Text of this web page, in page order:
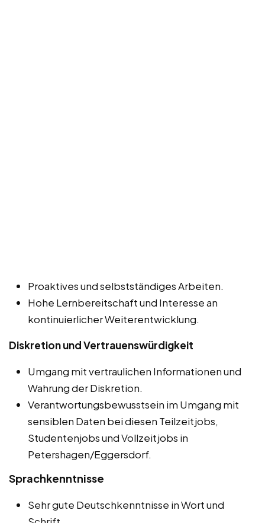
Proaktives und selbstständiges Arbeiten.
Hohe Lernbereitschaft und Interesse an
kontinuierlicher Weiterentwicklung.
Diskretion und Vertrauenswürdigkeit
Umgang mit vertraulichen Informationen und
Wahrung der Diskretion.
Verantwortungsbewusstsein im Umgang mit
sensiblen Daten bei diesen Teilzeitjobs,
Studentenjobs und Vollzeitjobs in
Petershagen/Eggersdorf.
Sprachkenntnisse
Sehr gute Deutschkenntnisse in Wort und